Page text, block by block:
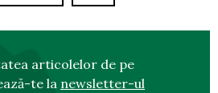
articolelor de pe
te la newsletter-ul